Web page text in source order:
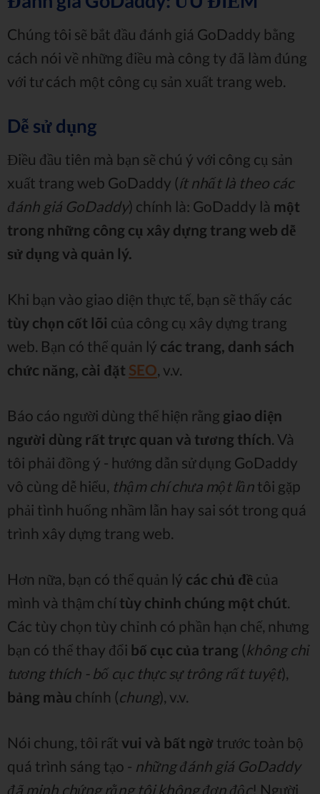
Chúng tôi sẽ bắt đầu đánh giá GoDaddy bằng
cách nói về những điều mà công ty đã làm đúng
với tư cách một công cụ sản xuất trang web.
Dễ sử dụng
Điều đầu tiên mà bạn sẽ chú ý với công cụ sản
xuất trang web GoDaddy (ít nhất là theo các
đánh giá GoDaddy) chính là: GoDaddy là một
trong những công cụ xây dựng trang web dễ
sử dụng và quản lý.
Khi bạn vào giao diện thực tế, bạn sẽ thấy các
tùy chọn cốt lõi của công cụ xây dựng trang
web. Bạn có thể quản lý các trang, danh sách
chức năng, cài đặt SEO , v.v.
Báo cáo người dùng thể hiện rằng giao diện
người dùng rất trực quan và tương thích. Và
tôi phải đồng ý - hướng dẫn sử dụng GoDaddy
vô cùng dễ hiểu, thậm chí chưa một lần tôi gặp
phải tình huống nhầm lẫn hay sai sót trong quá
trình xây dựng trang web.
Hơn nữa, bạn có thể quản lý các chủ đề của
mình và thậm chí tùy chỉnh chúng một chút.
Các tùy chọn tùy chỉnh có phần hạn chế, nhưng
bạn có thể thay đổi bố cục của trang (không chỉ
tương thích - bố cục thực sự trông rất tuyệt),
bảng màu chính (chung), v.v.
Nói chung, tôi rất vui và bất ngờ trước toàn bộ
quá trình sáng tạo - những đánh giá GoDaddy
đã minh chứng rằng tôi không đơn độc! Người